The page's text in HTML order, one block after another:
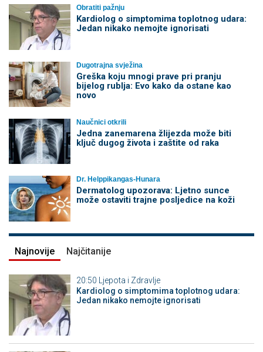
Obratiti pažnju
Kardiolog o simptomima toplotnog udara:
Jedan nikako nemojte ignorisati
Dugotrajna svježina
Greška koju mnogi prave pri pranju
bijelog rublja: Evo kako da ostane kao
novo
Naučnici otkrili
Jedna zanemarena žlijezda može biti
ključ dugog života i zaštite od raka
Dr. Helppikangas-Hunara
Dermatolog upozorava: Ljetno sunce
može ostaviti trajne posljedice na koži
Najnovije Najčitanije
20:50 Ljepota i Zdravlje
Kardiolog o simptomima toplotnog udara:
Jedan nikako nemojte ignorisati